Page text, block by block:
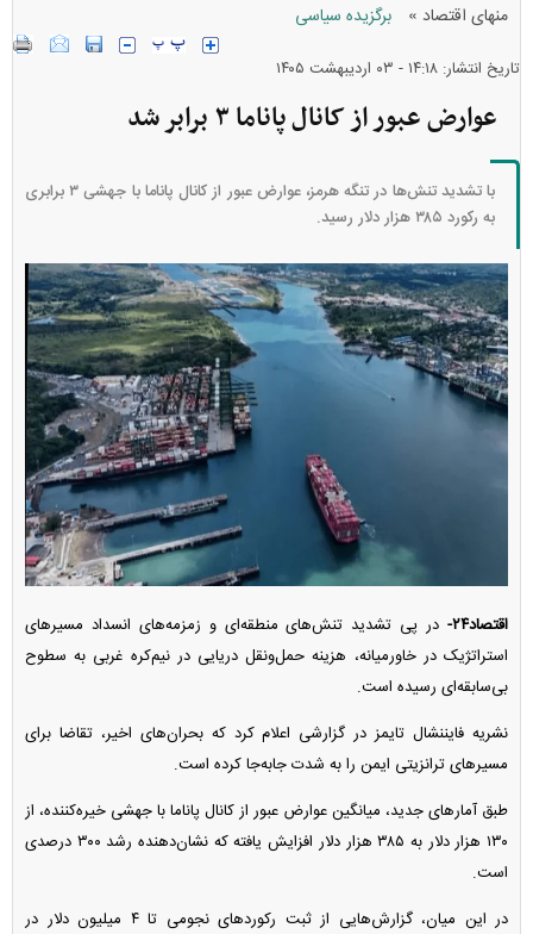
منهای اقتصاد » برگزیده سیاسی
تاریخ انتشار: ۱۴:۱۸ - ۰۳ ارديبهشت ۱۴۰۵
عوارض عبور از کانال پاناما ۳ برابر شد
با تشدید تنش‌ها در تنگه هرمز، عوارض عبور از کانال پاناما با جهشی ۳ برابری
به رکورد ۳۸۵ هزار دلار رسید.
اقتصاد۲۴-
در پی تشدید تنش‌های منطقه‌ای و زمزمه‌های انسداد مسیرهای
استراتژیک در خاورمیانه، هزینه حمل‌ونقل دریایی در نیم‌کره غربی به سطوح
بی‌سابقه‌ای رسیده است.
نشریه فایننشال تایمز در گزارشی اعلام کرد که بحران‌های اخیر، تقاضا برای
مسیرهای ترانزیتی ایمن را به شدت جابه‌جا کرده است.
طبق آمارهای جدید، میانگین عوارض عبور از کانال پاناما با جهشی خیره‌کننده، از
۱۳۰ هزار دلار به ۳۸۵ هزار دلار افزایش یافته که نشان‌دهنده رشد ۳۰۰ درصدی
است.
در این میان، گزارش‌هایی از ثبت رکوردهای نجومی تا ۴ میلیون دلار در